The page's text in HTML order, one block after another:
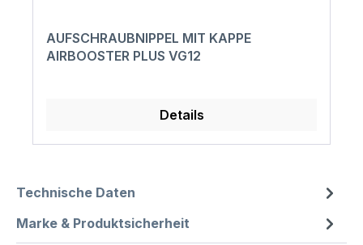
AUFSCHRAUBNIPPEL MIT KAPPE
AIRBOOSTER PLUS VG12
Details
Technische Daten
Marke & Produktsicherheit